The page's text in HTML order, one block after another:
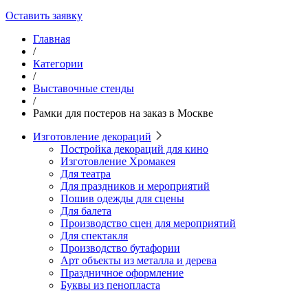
Оставить заявку
Главная
/
Категории
/
Выставочные стенды
/
Рамки для постеров на заказ в Москве
Изготовление декораций
Постройка декораций для кино
Изготовление Хромакея
Для театра
Для праздников и мероприятий
Пошив одежды для сцены
Для балета
Производство сцен для мероприятий
Для спектакля
Производство бутафории
Арт объекты из металла и дерева
Праздничное оформление
Буквы из пенопласта